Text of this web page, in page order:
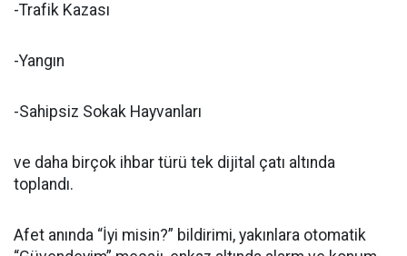
-Trafik Kazası
-Yangın
-Sahipsiz Sokak Hayvanları
ve daha birçok ihbar türü tek dijital çatı altında
toplandı.
Afet anında “İyi misin?” bildirimi, yakınlara otomatik